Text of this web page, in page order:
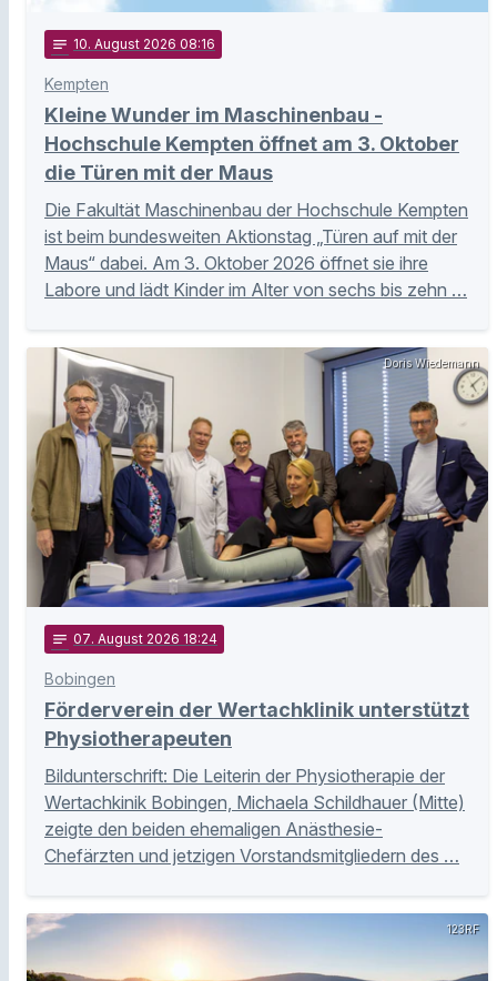
notes 10. August 2026 08:16
Kempten
Kleine Wunder im Maschinenbau -
Hochschule Kempten öffnet am 3. Oktober
die Türen mit der Maus
Die Fakultät Maschinenbau der Hochschule Kempten
ist beim bundesweiten Aktionstag „Türen auf mit der
Maus“ dabei. Am 3. Oktober 2026 öffnet sie ihre
Labore und lädt Kinder im Alter von sechs bis zehn …
Doris Wiedemann
notes 07. August 2026 18:24
Bobingen
Förderverein der Wertachklinik unterstützt
Physiotherapeuten
Bildunterschrift: Die Leiterin der Physiotherapie der
Wertachkinik Bobingen, Michaela Schildhauer (Mitte)
zeigte den beiden ehemaligen Anästhesie-
Chefärzten und jetzigen Vorstandsmitgliedern des …
123RF